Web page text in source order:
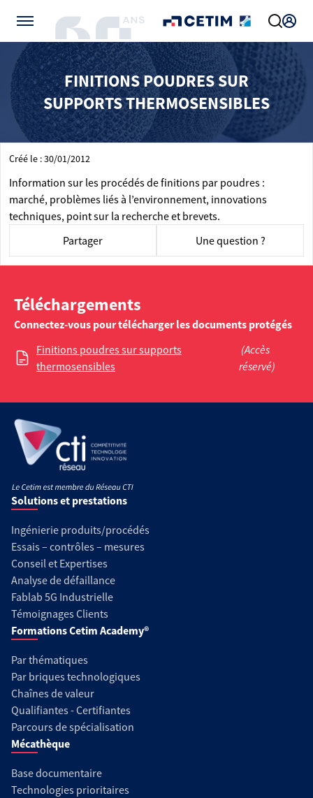
FINITIONS POUDRES SUR
SUPPORTS THERMOSENSIBLES
Créé le : 30/01/2012
Information sur les procédés de finitions par poudres :
marché, problèmes liés à l’environnement, innovations
techniques, point sur la recherche et brevets.
Partager
Une question ?
Téléchargements
Connectez-vous pour télécharger les documents protégés
Finitions poudres sur supports
thermosensibles
(Accès
réservé)
Solutions et prestations
Ingénierie produits/procédés
Essais – contrôles – mesures
Conseil et Expertises
Analyse de défaillance
Fablab 5G Industrielle
Témoignages Clients
Formations Cetim Academy®
Par thématiques
Par briques technologiques
Chaînes de valeur
Qualifiantes - Certifiantes
Parcours de spécialisation
Mécathèque
Base documentaire
Technologies prioritaires